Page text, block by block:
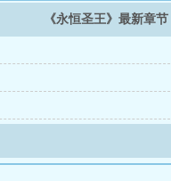
《永恒圣王》最新章节